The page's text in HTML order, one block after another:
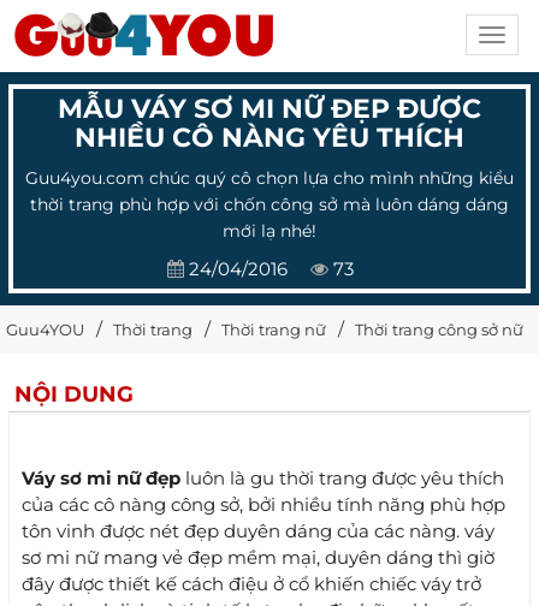
MẪU VÁY SƠ MI NỮ ĐẸP ĐƯỢC
NHIỀU CÔ NÀNG YÊU THÍCH
Guu4you.com chúc quý cô chọn lựa cho mình những kiểu
thời trang phù hợp với chốn công sở mà luôn dáng dáng
mới lạ nhé!
24/04/2016 73
Guu4YOU Thời trang Thời trang nữ Thời trang công sở nữ
NỘI DUNG
Váy sơ mi nữ đẹp luôn là gu thời trang được yêu thích
của các cô nàng công sở, bởi nhiều tính năng phù hợp
tôn vinh được nét đẹp duyên dáng của các nàng. váy
sơ mi nữ mang vẻ đẹp mềm mại, duyên dáng thì giờ
đây được thiết kế cách điệu ở cổ khiến chiếc váy trở